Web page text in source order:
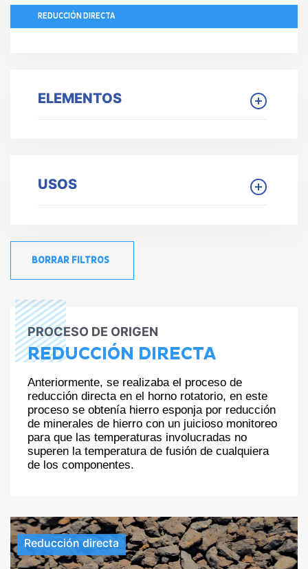
REDUCCIÓN DIRECTA
ELEMENTOS
USOS
BORRAR FILTROS
PROCESO DE ORIGEN
REDUCCIÓN DIRECTA
Anteriormente, se realizaba el proceso de
reducción directa en el horno rotatorio, en este
proceso se obtenía hierro esponja por reducción
de minerales de hierro con un juicioso monitoreo
para que las temperaturas involucradas no
superen la temperatura de fusión de cualquiera
de los componentes.
Reducción directa